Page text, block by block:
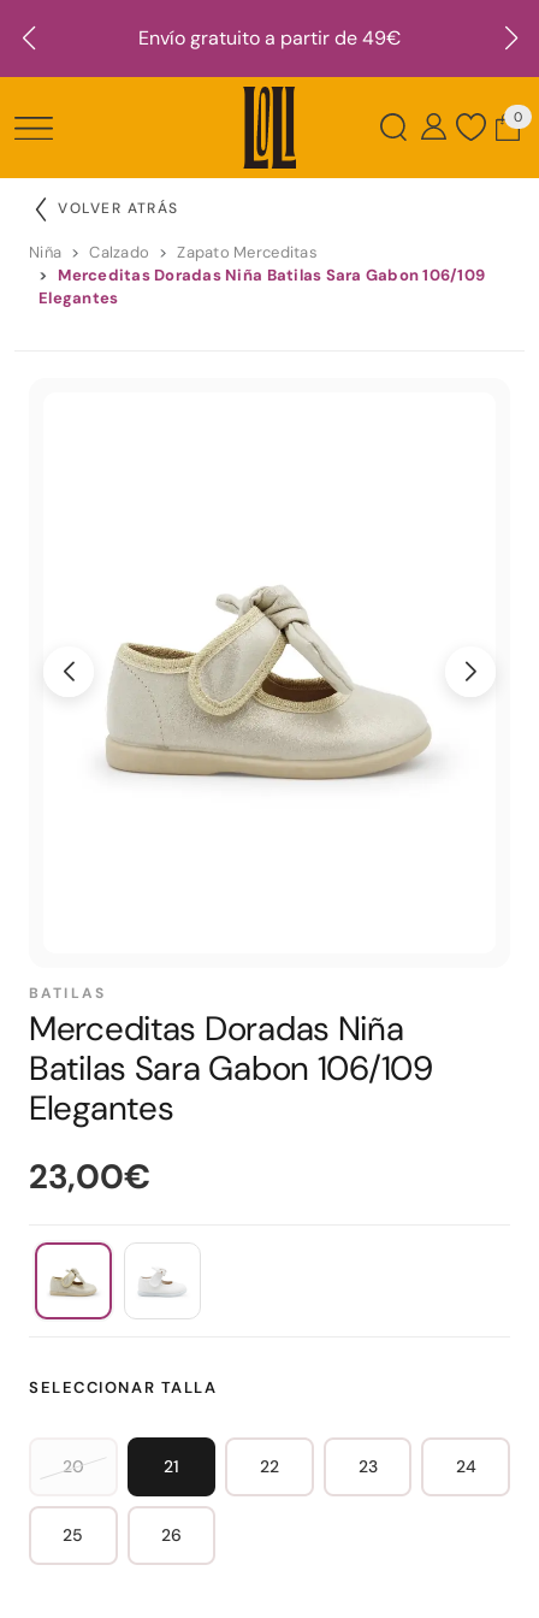
Envío gratuito a partir de 49€
0
VOLVER ATRÁS
Niña Calzado
Zapato Merceditas
Merceditas Doradas Niña Batilas Sara Gabon 106/109
Elegantes
BATILAS
Merceditas Doradas Niña
Batilas Sara Gabon 106/109
Elegantes
23,00€
SELECCIONAR TALLA
20 21 22 23 24
25 26